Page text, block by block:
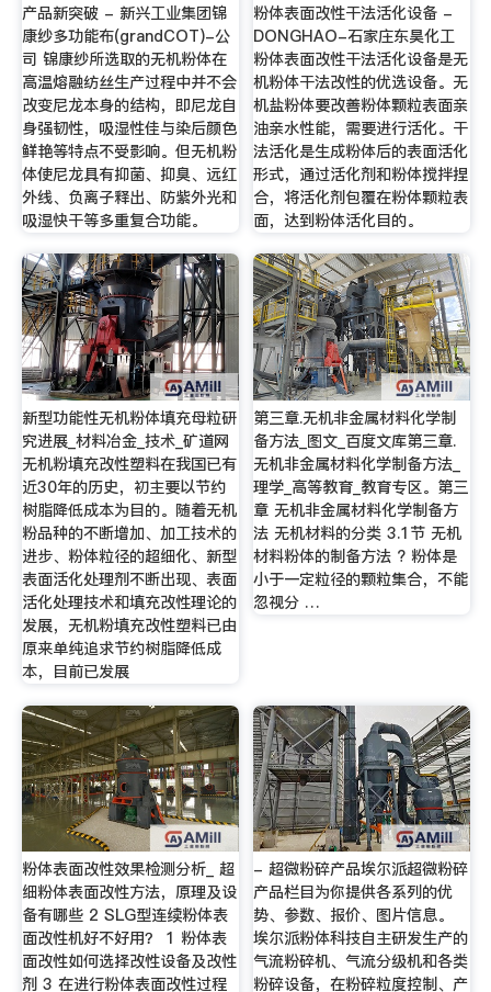
产品新突破 - 新兴工业集团锦
康纱多功能布(grandCOT)-公
司 锦康纱所选取的无机粉体在
高温熔融纺丝生产过程中并不会
改变尼龙本身的结构，即尼龙自
身强韧性，吸湿性佳与染后颜色
鲜艳等特点不受影响。但无机粉
体使尼龙具有抑菌、抑臭、远红
外线、负离子释出、防紫外光和
吸湿快干等多重复合功能。
粉体表面改性干法活化设备 -
DONGHAO-石家庄东昊化工
粉体表面改性干法活化设备是无
机粉体干法改性的优选设备。无
机盐粉体要改善粉体颗粒表面亲
油亲水性能，需要进行活化。干
法活化是生成粉体后的表面活化
形式，通过活化剂和粉体搅拌捏
合，将活化剂包覆在粉体颗粒表
面，达到粉体活化目的。
新型功能性无机粉体填充母粒研
究进展_材料冶金_技术_矿道网
无机粉填充改性塑料在我国已有
近30年的历史，初主要以节约
树脂降低成本为目的。随着无机
粉品种的不断增加、加工技术的
进步、粉体粒径的超细化、新型
表面活化处理剂不断出现、表面
活化处理技术和填充改性理论的
发展，无机粉填充改性塑料已由
原来单纯追求节约树脂降低成
本，目前已发展
第三章.无机非金属材料化学制
备方法_图文_百度文库第三章.
无机非金属材料化学制备方法_
理学_高等教育_教育专区。第三
章 无机非金属材料化学制备方
法 无机材料的分类 3.1节 无机
材料粉体的制备方法 ? 粉体是
小于一定粒径的颗粒集合，不能
忽视分 …
粉体表面改性效果检测分析_ 超
细粉体表面改性方法，原理及设
备有哪些 2 SLG型连续粉体表
面改性机好不好用？ 1 粉体表
面改性如何选择改性设备及改性
剂 3 在进行粉体表面改性过程
- 超微粉碎产品埃尔派超微粉碎
产品栏目为你提供各系列的优
势、参数、报价、图片信息。
埃尔派粉体科技自主研发生产的
气流粉碎机、气流分级机和各类
粉碎设备，在粉碎粒度控制、产